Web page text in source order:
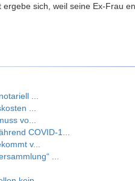
sich, weil seine Ex-Frau
...
...
vo...
COVID-1...
v...
...